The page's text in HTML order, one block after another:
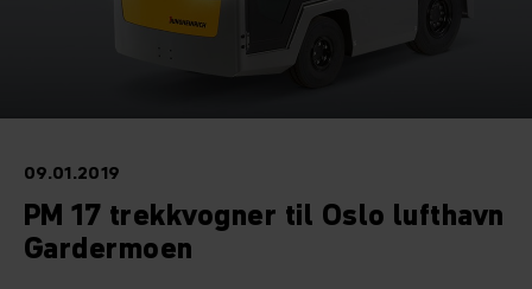
09.01.2019
PM 17 trekkvogner til Oslo lufthavn
Gardermoen